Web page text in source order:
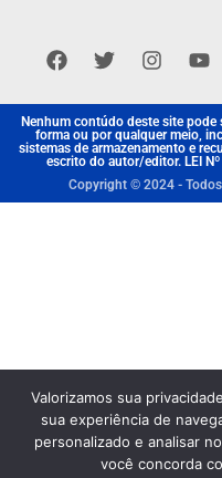
Nenhum contúdo deste site
forma ou por qualquer meio,
sistemas de armazenamento e
escrito do autor/editor. LEI
Copyright © 2024 -
Valorizamos sua
sua experiência de
personalizado e analisar
você concorda